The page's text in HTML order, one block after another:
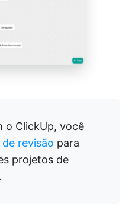
o ClickUp, você
revisão para
projetos de